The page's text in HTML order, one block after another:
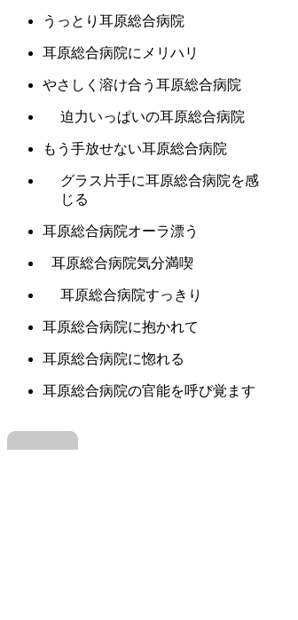
うっとり耳原総合病院
耳原総合病院にメリハリ
やさしく溶け合う耳原総合病院
迫力いっぱいの耳原総合病院
もう手放せない耳原総合病院
グラス片手に耳原総合病院を感
じる
耳原総合病院オーラ漂う
耳原総合病院気分満喫
耳原総合病院すっきり
耳原総合病院に抱かれて
耳原総合病院に惚れる
耳原総合病院の官能を呼び覚ます